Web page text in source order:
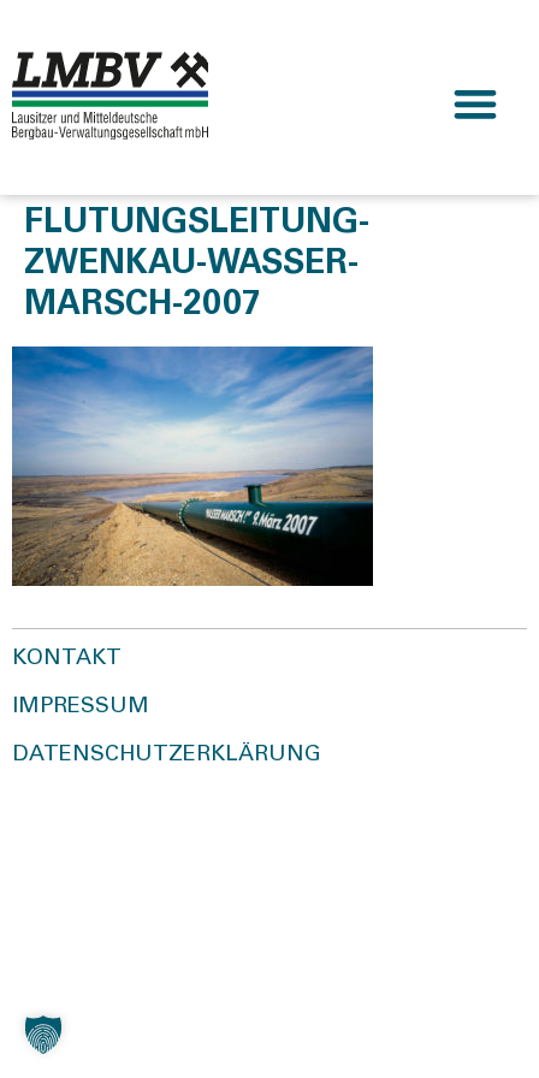
FLUTUNGSLEITUNG-
ZWENKAU-WASSER-
MARSCH-2007
KONTAKT
IMPRESSUM
DATENSCHUTZERKLÄRUNG